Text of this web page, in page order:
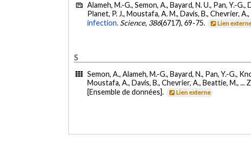
Alameh, M.-G., Semon, A., Bayard, N. U., Pan, Y.-G.,
Planet, P. J., Moustafa, A. M., Davis, B., Chevrier,
infection. Science, 386(6717), 69-75. Lien
S
Semon, A., Alameh, M.-G., Bayard, N., Pan, Y.-G.,
Moustafa, A., Davis, B., Chevrier, A., Beattie, M., ...
[Ensemble de données].
Lien externe